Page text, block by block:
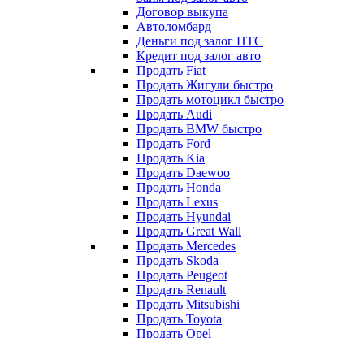
Договор выкупа
Автоломбард
Деньги под залог ПТС
Кредит под залог авто
Продать Fiat
Продать Жигули быстро
Продать мотоцикл быстро
Продать Audi
Продать BMW быстро
Продать Ford
Продать Kia
Продать Daewoo
Продать Honda
Продать Lexus
Продать Hyundai
Продать Great Wall
Продать Mercedes
Продать Skoda
Продать Peugeot
Продать Renault
Продать Mitsubishi
Продать Toyota
Продать Opel